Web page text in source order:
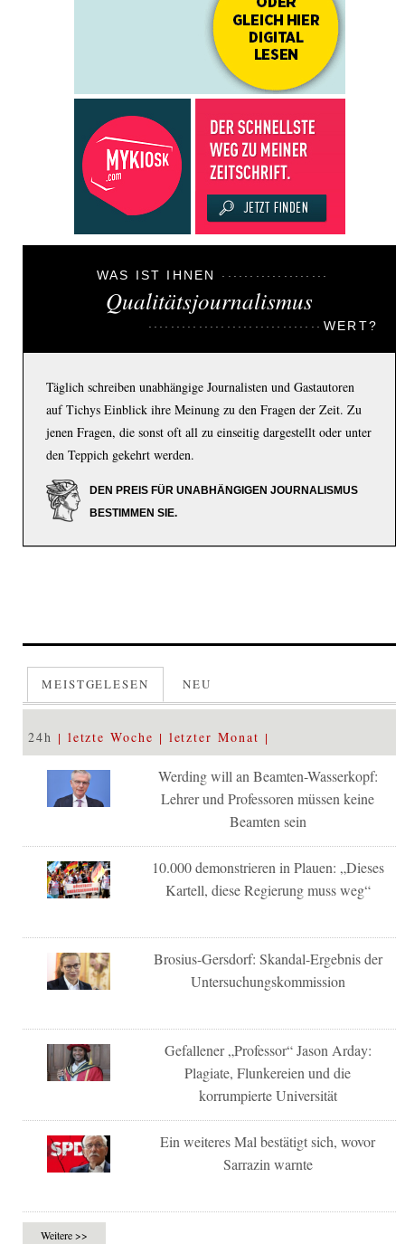
WAS IST IHNEN
Qualitätsjournalismus
WERT?
Täglich schreiben unabhängige Journalisten und Gastautoren
auf Tichys Einblick ihre Meinung zu den Fragen der Zeit. Zu
jenen Fragen, die sonst oft all zu einseitig dargestellt oder unter
den Teppich gekehrt werden.
DEN PREIS FÜR UNABHÄNGIGEN JOURNALISMUS
BESTIMMEN SIE.
MEISTGELESEN NEU
24h letzte Woche letzter Monat
Werding will an Beamten-Wasserkopf:
Lehrer und Professoren müssen keine
Beamten sein
10.000 demonstrieren in Plauen: „Dieses
Kartell, diese Regierung muss weg“
Brosius-Gersdorf: Skandal-Ergebnis der
Untersuchungskommission
Gefallener „Professor“ Jason Arday:
Plagiate, Flunkereien und die
korrumpierte Universität
Ein weiteres Mal bestätigt sich, wovor
Sarrazin warnte
Weitere >>